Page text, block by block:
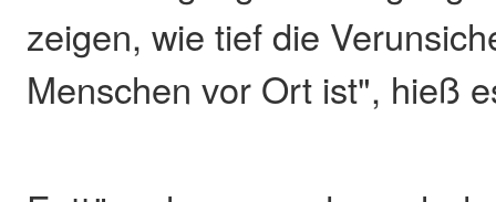
zeigen, wie tief die
Menschen vor Ort ist", hieß